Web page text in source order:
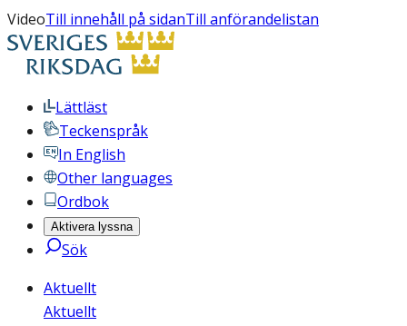
VideoTill innehåll på sidanTill anförandelistan
Lättläst
Teckenspråk
In English
Other languages
Ordbok
Aktivera lyssna
Sök
Aktuellt
Aktuellt